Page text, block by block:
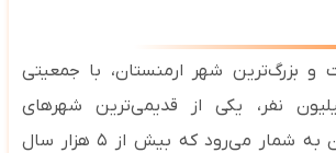
و بزرگ‌ترین شهر ارمنستان، با جمعیتی
نفر، یکی از قدیمی‌ترین شهرهای
به شمار می‌رود که بیش از ۵هزار سال